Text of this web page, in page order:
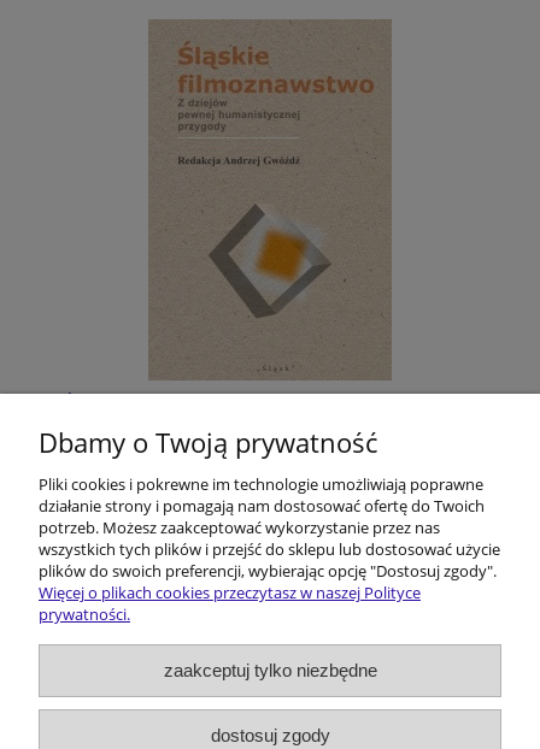
humanistycznej przygody
$10.67
do koszyka
Pomoc
Dostawa i koszty
Dbamy o Twoją prywatność
Pliki cookies i pokrewne im technologie umożliwiają poprawne
działanie strony i pomagają nam dostosować ofertę do Twoich
potrzeb. Możesz zaakceptować wykorzystanie przez nas
wszystkich tych plików i przejść do sklepu lub dostosować użycie
plików do swoich preferencji, wybierając opcję "Dostosuj zgody".
Więcej o plikach cookies przeczytasz w naszej Polityce
prywatności.
zaakceptuj tylko niezbędne
dostosuj zgody